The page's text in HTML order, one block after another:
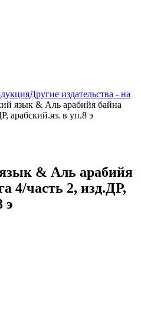
Другие издательства - на
язык & Аль арабийя байна
арабский.яз. в уп.8 э
& Аль арабийя
4/часть 2, изд.ДР,
э